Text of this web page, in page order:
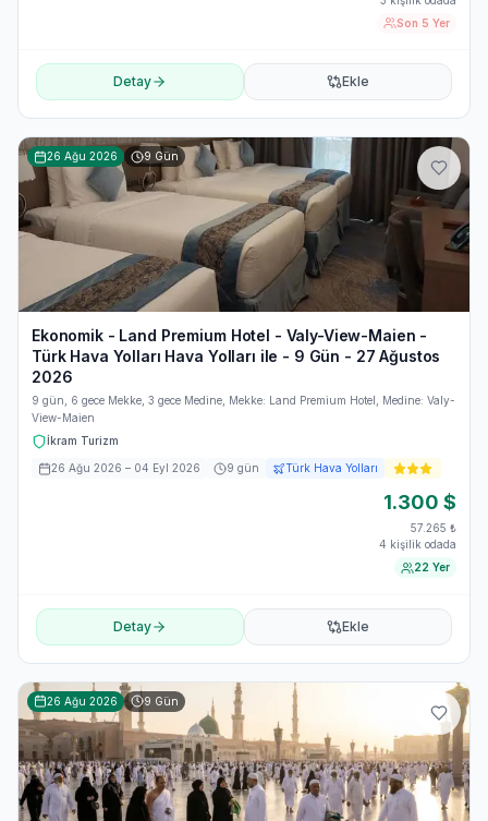
Son 5 Yer
Detay Ekle
26 Ağu 2026 9 Gün
Ekonomik - Land Premium Hotel - Valy-View-Maien -
Türk Hava Yolları Hava Yolları ile - 9 Gün - 27 Ağustos
2026
9 gün, 6 gece Mekke, 3 gece Medine, Mekke: Land Premium Hotel, Medine: Valy-
View-Maien
İkram Turizm
26 Ağu 2026 – 04 Eyl 2026 9 gün Türk Hava Yolları
1.300 $
57.265 ₺
4 kişilik odada
22 Yer
Detay Ekle
26 Ağu 2026 9 Gün